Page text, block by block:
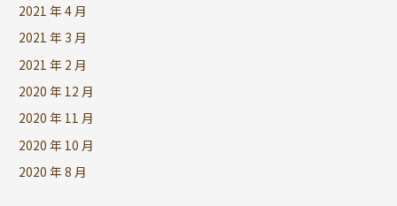
2021 年 4 月
2021 年 3 月
2021 年 2 月
2020 年 12 月
2020 年 11 月
2020 年 10 月
2020 年 8 月